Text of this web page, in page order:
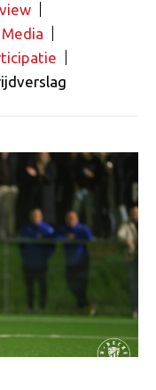
Media
ABONNEMENTEN
COMMUNITY
CLUBAPP
FANSHOP
FAQ
VACATURES